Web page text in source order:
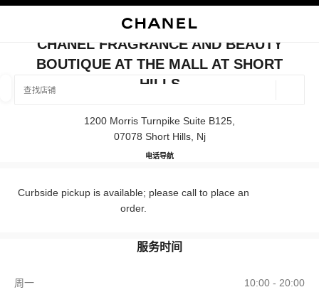
查找销售店铺
关闭精品店卡片 CHANEL FRAGRANCE AND BEAUTY BOUTIQUE
CHANEL FRAGRANCE AND BEAUTY
BOUTIQUE AT THE MALL AT SHORT
HILLS
1200 Morris Turnpike Suite B125,
07078 Short Hills, Nj
电话(862) 901-6312
导航CHANEL Fragrance and
Curbside pickup is available; please call to place an
order.
服务时间
周一
10:00 - 20:00
腕表与高级珠宝